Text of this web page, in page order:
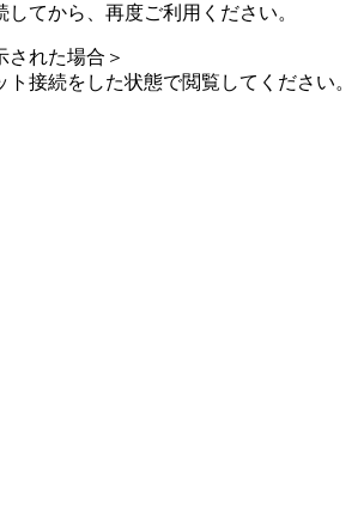
てから、再度ご利用ください。
された場合 ＞
ト接続をした状態で閲覧してください。